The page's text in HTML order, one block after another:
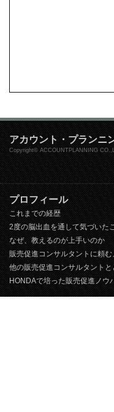
アカウント・プランニ
Copyright© ACCOUNTPLANNING
プロフィール
これまでの経歴
2度の脳出血を通して気づいた
なぜ、教えるのが上手いのか
販売促進コンサルタントに頼む
他の販売促進コンサルタントと
HONDAで培った販売促進ノウ